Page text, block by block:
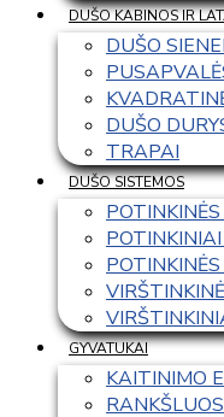
DUŠO KABINOS IR
DUŠO
DUŠO
TRAPAI
DUŠO SISTEMOS
GYVATUKAI
KAITINIMO